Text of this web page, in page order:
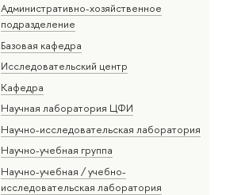
Административно-хозяйственное
подразделение
Базовая кафедра
Исследовательский центр
Кафедра
Научная лаборатория ЦФИ
Научно-исследовательская лаборатория
Научно-учебная группа
Научно-учебная / учебно-
исследовательская лаборатория